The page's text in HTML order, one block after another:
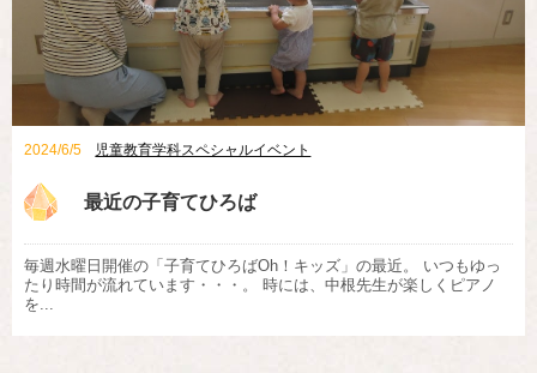
2024/6/5 児童教育学科スペシャルイベント
最近の子育てひろば
毎週水曜日開催の「子育てひろばOh！キッズ」の最近。 いつもゆっ
たり時間が流れています・・・。 時には、中根先生が楽しくピアノ
を...